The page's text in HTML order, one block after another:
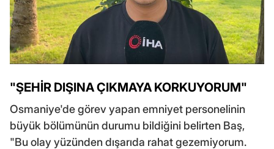
"ŞEHİR DIŞINA ÇIKMAYA KORKUYORUM"
Osmaniye'de görev yapan emniyet personelinin
büyük bölümünün durumu bildiğini belirten Baş,
"Bu olay yüzünden dışarıda rahat gezemiyorum.